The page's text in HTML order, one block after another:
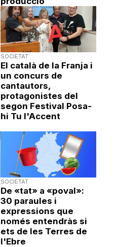
SOCIETAT
El català de la Franja i
un concurs de
cantautors,
protagonistes del
segon Festival Posa-
hi Tu l'Accent
SOCIETAT
De «tat» a «poval»:
30 paraules i
expressions que
només entendràs si
ets de les Terres de
l'Ebre